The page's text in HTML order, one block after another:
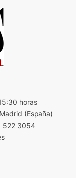
horas
(España)
522 3054